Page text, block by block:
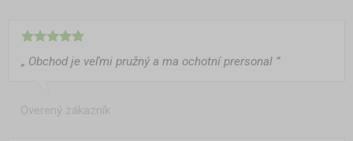
„ Obchod je veľmi pružný a ma ochotní prersonal ”
Overený zákazník